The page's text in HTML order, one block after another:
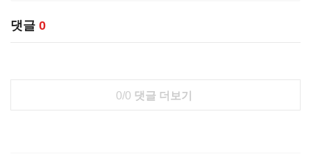
댓글 0
0/0 댓글 더보기